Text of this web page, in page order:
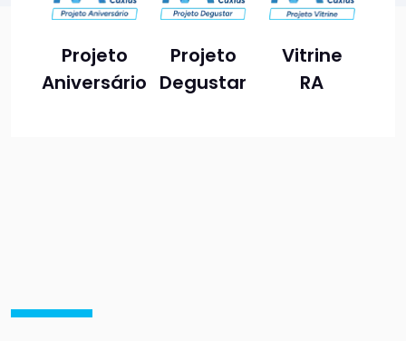
Projeto
Aniversário
Projeto
Degustar
Vitrine
RA